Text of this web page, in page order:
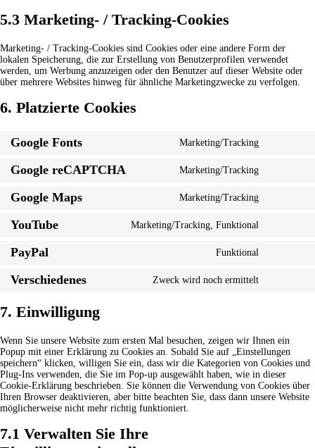
5.3 Marketing- / Tracking-Cookies
Marketing- / Tracking-Cookies sind Cookies oder eine andere Form der
lokalen Speicherung, die zur Erstellung von Benutzerprofilen verwendet
werden, um Werbung anzuzeigen oder den Benutzer auf dieser Website oder
über mehrere Websites hinweg für ähnliche Marketingzwecke zu verfolgen.
6. Platzierte Cookies
Google Fonts Marketing/Tracking
Google reCAPTCHA Marketing/Tracking
Google Maps Marketing/Tracking
YouTube Marketing/Tracking, Funktional
PayPal Funktional
Verschiedenes Zweck wird noch ermittelt
7. Einwilligung
Wenn Sie unsere Website zum ersten Mal besuchen, zeigen wir Ihnen ein
Popup mit einer Erklärung zu Cookies an. Sobald Sie auf „Einstellungen
speichern“ klicken, willigen Sie ein, dass wir die Kategorien von Cookies und
Plug-Ins verwenden, die Sie im Pop-up ausgewählt haben, wie in dieser
Cookie-Erklärung beschrieben. Sie können die Verwendung von Cookies über
Ihren Browser deaktivieren, aber bitte beachten Sie, dass dann unsere Website
möglicherweise nicht mehr richtig funktioniert.
7.1 Verwalten Sie Ihre